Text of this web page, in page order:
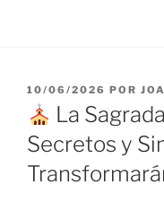
PUBLICADO
EL
10/06/2026 POR
La
Secretos y